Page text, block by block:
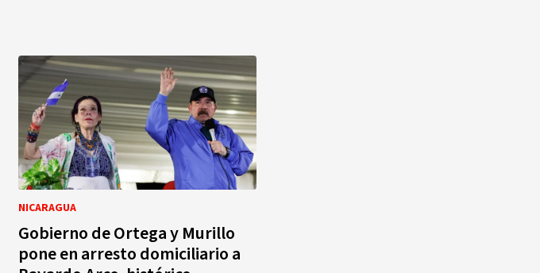
NICARAGUA
Gobierno de Ortega y Murillo
pone en arresto domiciliario a